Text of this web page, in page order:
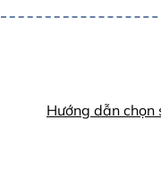
Hướng dẫn chọn